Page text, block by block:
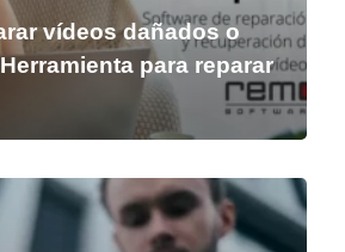
vídeos dañados o
para reparar